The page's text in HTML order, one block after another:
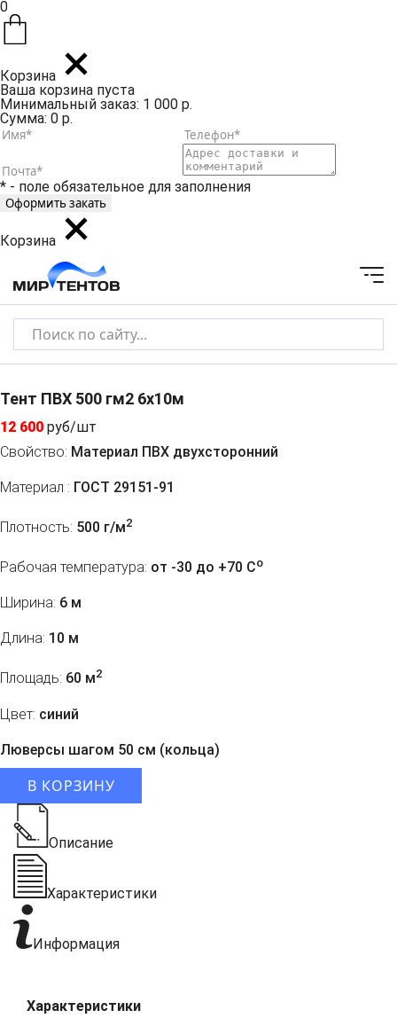
0
Корзина
Ваша корзина пуста
Минимальный заказ: 1 000 р.
Сумма: 0 р.
* - поле обязательное для заполнения
Корзина
Тент ПВХ 500 гм2 6x10м
12 600 руб/шт
Свойство: Материал ПВХ двухсторонний
Материал : ГОСТ 29151-91
Плотность: 500 г/м2
Рабочая температура: от -30 до +70 Co
Ширина: 6 м
Длина: 10 м
Площадь: 60 м2
Цвет: синий
Люверсы шагом 50 см (кольца)
В КОРЗИНУ
Описание
Характеристики
Информация
Характеристики